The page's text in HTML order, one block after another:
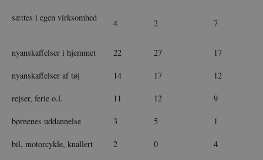
sættes i egen virksomhed
4 2 7
nyanskaffelser i hjemmet 22 27 17
nyanskaffelser af tøj 14 17 12
rejser, ferie o.l. 11 12 9
børnenes uddannelse 3 5 1
bil, motorcykle, knallert 2 0 4